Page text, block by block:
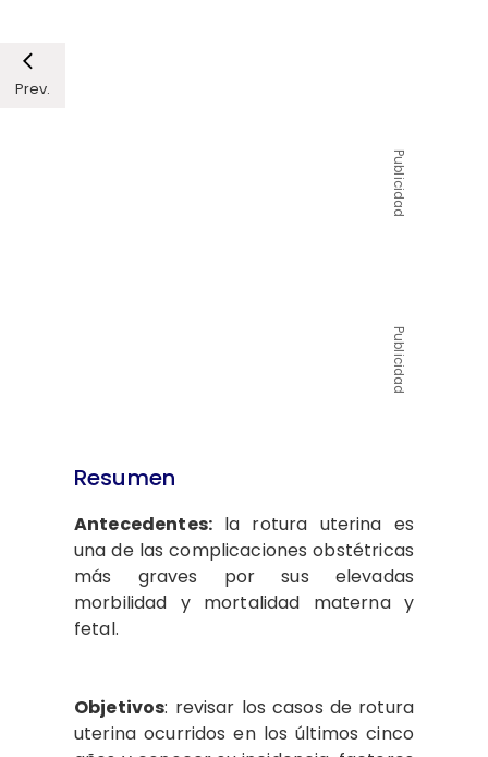
Prev.
Publicidad
Publicidad
Resumen
Antecedentes:la rotura uterina es
una de las complicaciones obstétricas
más graves por sus elevadas
morbilidad y mortalidad materna y
fetal.
Objetivos: revisar los casos de rotura
uterina ocurridos en los últimos cinco